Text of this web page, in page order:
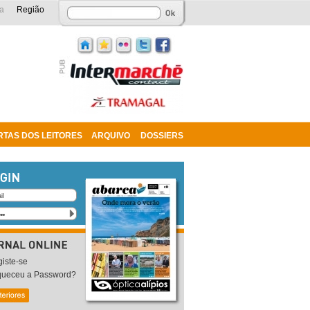
DOS LEITORES ARQUIVO DOSSIERS
Região
se
a Password?